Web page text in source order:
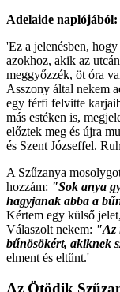
Adelaide naplójából:
'Ez a jelenésben,
azokhoz, akik az
meggyőzzék, öt óra
Asszony által nekem
egy férfi felvitte
más estéken is,
előztek meg és újra
és Szent Józseffel.
A Szűzanya
hozzám: "Sok anya
hagyjanak abba a
Kértem egy külső
Válaszolt nekem: "Az
bűnösökért, akiknek
elment és eltűnt.'
Az Ötödik